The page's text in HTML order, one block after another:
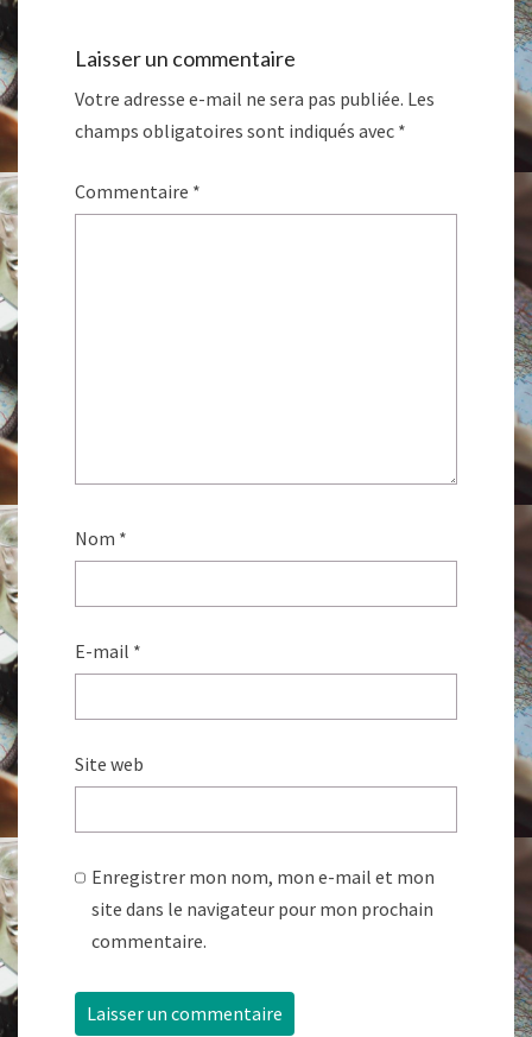
Laisser un commentaire
Votre adresse e-mail ne sera pas publiée. Les
champs obligatoires sont indiqués avec *
Commentaire *
Nom *
E-mail *
Site web
Enregistrer mon nom, mon e-mail et mon
site dans le navigateur pour mon prochain
commentaire.